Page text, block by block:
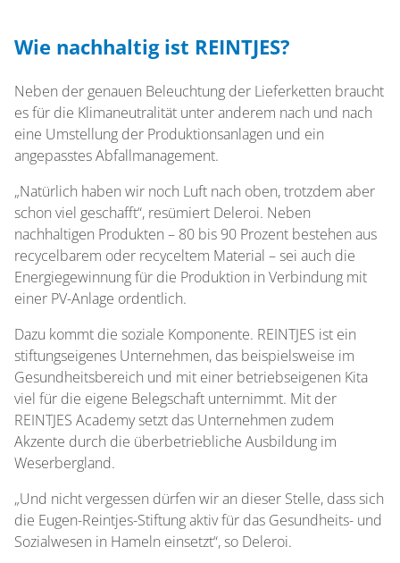
Wie nachhaltig ist REINTJES?
Neben der genauen Beleuchtung der Lieferketten braucht
es für die Klimaneutralität unter anderem nach und nach
eine Umstellung der Produktionsanlagen und ein
angepasstes Abfallmanagement.
„Natürlich haben wir noch Luft nach oben, trotzdem aber
schon viel geschafft“, resümiert Deleroi. Neben
nachhaltigen Produkten – 80 bis 90 Prozent bestehen aus
recycelbarem oder recyceltem Material – sei auch die
Energiegewinnung für die Produktion in Verbindung mit
einer PV-Anlage ordentlich.
Dazu kommt die soziale Komponente. REINTJES ist ein
stiftungseigenes Unternehmen, das beispielsweise im
Gesundheitsbereich und mit einer betriebseigenen Kita
viel für die eigene Belegschaft unternimmt. Mit der
REINTJES Academy setzt das Unternehmen zudem
Akzente durch die überbetriebliche Ausbildung im
Weserbergland.
„Und nicht vergessen dürfen wir an dieser Stelle, dass sich
die Eugen-Reintjes-Stiftung aktiv für das Gesundheits- und
Sozialwesen in Hameln einsetzt“, so Deleroi.